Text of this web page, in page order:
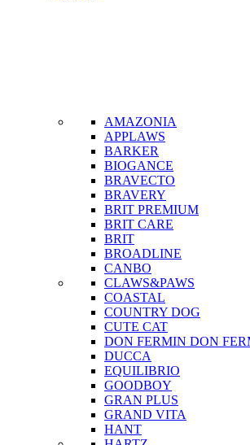
AMAZONIA
APPLAWS
BARKER
BIOGANCE
BRAVECTO
BRAVERY
BRIT PREMIUM
BRIT CARE
BRIT
BROADLINE
CANBO
CLAWS&PAWS
COASTAL
COUNTRY DOG
CUTE CAT
DON FERMIN DON
DUCCA
EQUILIBRIO
GOODBOY
GRAN PLUS
GRAND VITA
HANT